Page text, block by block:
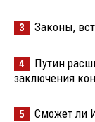
3 Законы,
4
Путин
заключения
5 Сможет ли